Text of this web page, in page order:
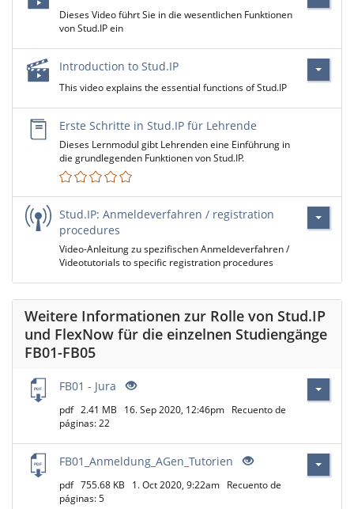
Dieses Video führt Sie in die wesentlichen Funktionen
von Stud.IP ein
Introduction to Stud.IP
This video explains the essential functions of Stud.IP
Erste Schritte in Stud.IP für Lehrende
Dieses Lernmodul gibt Lehrenden eine Einführung in
die grundlegenden Funktionen von Stud.IP.
Stud.IP: Anmeldeverfahren / registration
procedures
Video-Anleitung zu spezifischen Anmeldeverfahren /
Videotutorials to specific registration procedures
Weitere Informationen zur Rolle von Stud.IP
und FlexNow für die einzelnen Studiengänge
FB01-FB05
FB01 - Jura
pdf 2.41 MB 16. Sep 2020, 12:46pm Recuento de
páginas: 22
FB01_Anmeldung_AGen_Tutorien
pdf 755.68 KB 1. Oct 2020, 9:22am Recuento de
páginas: 5